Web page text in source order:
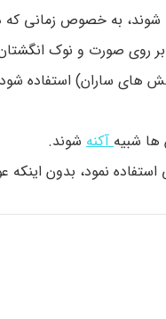
شوند، به خصوص زمانی
بر روی صورت و نوک
شبیهآکنه شوند.